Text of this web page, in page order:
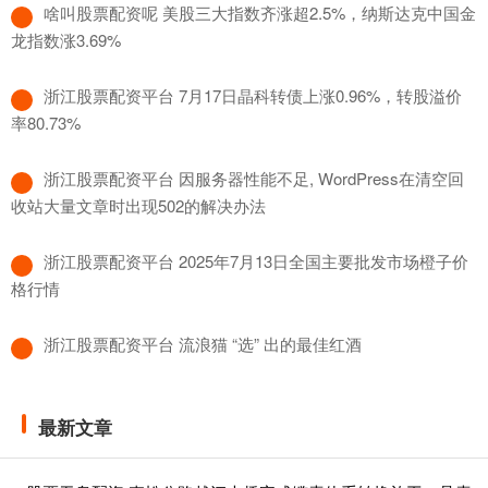
​啥叫股票配资呢 美股三大指数齐涨超2.5%，纳斯达克中国金
龙指数涨3.69%
​浙江股票配资平台 7月17日晶科转债上涨0.96%，转股溢价
率80.73%
​浙江股票配资平台 因服务器性能不足, WordPress在清空回
收站大量文章时出现502的解决办法
​浙江股票配资平台 2025年7月13日全国主要批发市场橙子价
格行情
​浙江股票配资平台 流浪猫 “选” 出的最佳红酒
最新文章